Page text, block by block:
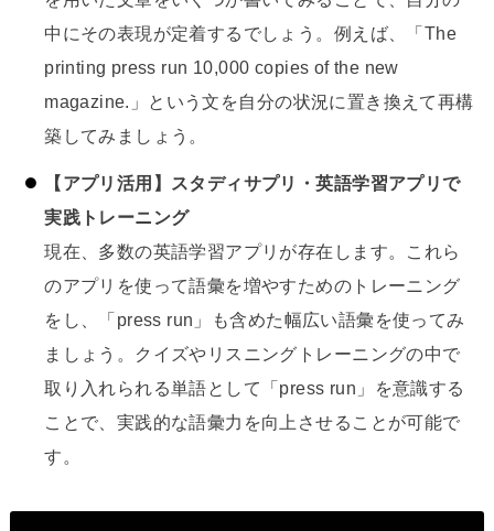
中にその表現が定着するでしょう。例えば、「The
printing press run 10,000 copies of the new
magazine.」という文を自分の状況に置き換えて再構
築してみましょう。
【アプリ活用】スタディサプリ・英語学習アプリで
実践トレーニング
現在、多数の英語学習アプリが存在します。これら
のアプリを使って語彙を増やすためのトレーニング
をし、「press run」も含めた幅広い語彙を使ってみ
ましょう。クイズやリスニングトレーニングの中で
取り入れられる単語として「press run」を意識する
ことで、実践的な語彙力を向上させることが可能で
す。